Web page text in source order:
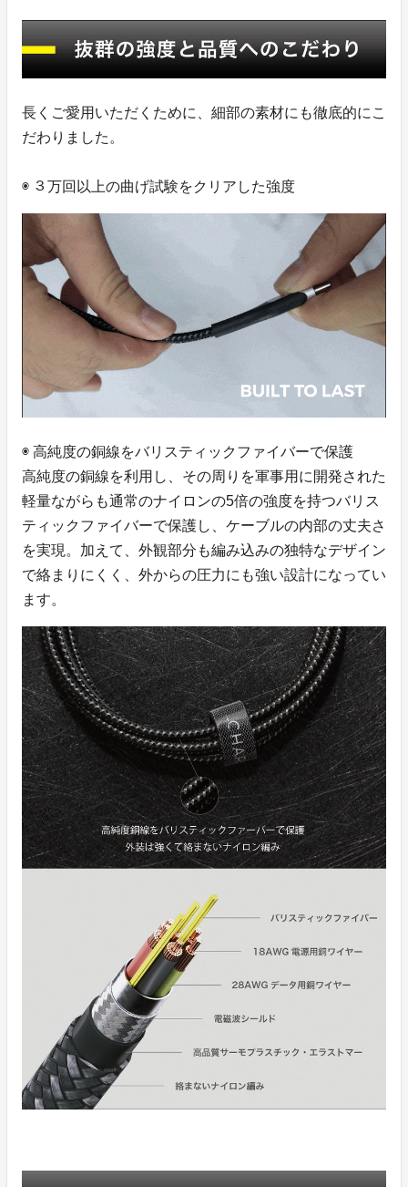
長くご愛用いただくために、細部の素材にも徹底的にこ
だわりました。
◉ ３万回以上の曲げ試験をクリアした強度
◉ 高純度の銅線をバリスティックファイバーで保護
高純度の銅線を利用し、その周りを軍事用に開発された
軽量ながらも通常のナイロンの5倍の強度を持つバリス
ティックファイバーで保護し、ケーブルの内部の丈夫さ
を実現。加えて、外観部分も編み込みの独特なデザイン
で絡まりにくく、外からの圧力にも強い設計になってい
ます。